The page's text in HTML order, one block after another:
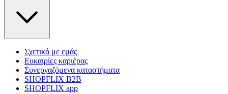
Σχετικά με εμάς
Ευκαιρίες καριέρας
Συνεργαζόμενα καταστήματα
SHOPFLIX B2B
SHOPFLIX app